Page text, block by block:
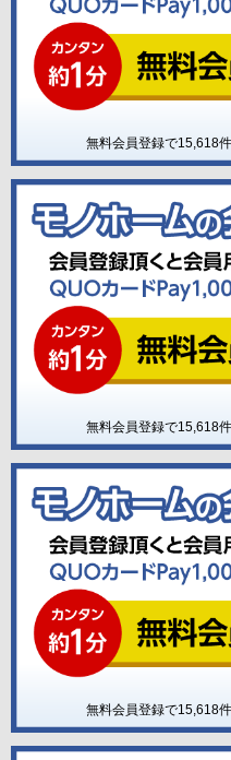
無料会員登録で15,618
無料会員登録で15,618
無料会員登録で15,618